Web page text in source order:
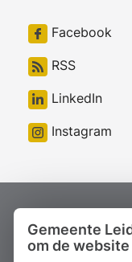
Gemeente
om de
Facebook
RSS
LinkedIn
Instagram
Sitemap